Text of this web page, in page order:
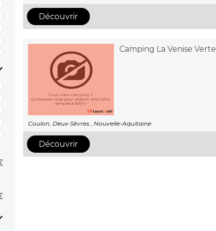
Découvrir
Camping La Venise Verte
Coulon, Deux-Sèvres , Nouvelle-Aquitaine
Découvrir